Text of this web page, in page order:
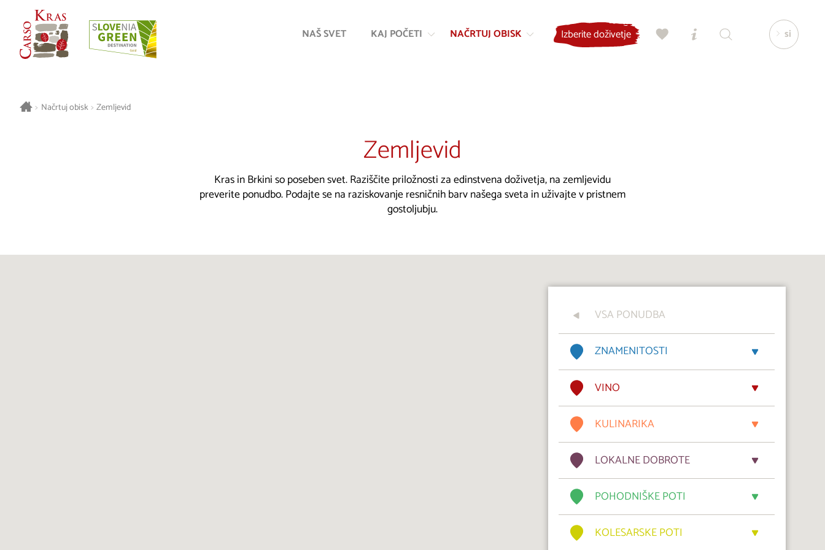
vsebino
NAŠ SVET KAJ POČETI NAČRTUJ OBISK Izberite doživetje si
> Načrtuj obisk > Zemljevid
Zemljevid
Kras in Brkini so poseben svet. Raziščite priložnosti za edinstvena doživetja, na zemljevidu
preverite ponudbo. Podajte se na raziskovanje resničnih barv našega sveta in uživajte v pristnem
gostoljubju.
VSA PONUDBA
ZNAMENITOSTI
VINO
KULINARIKA
LOKALNE DOBROTE
POHODNIŠKE POTI
KOLESARSKE POTI